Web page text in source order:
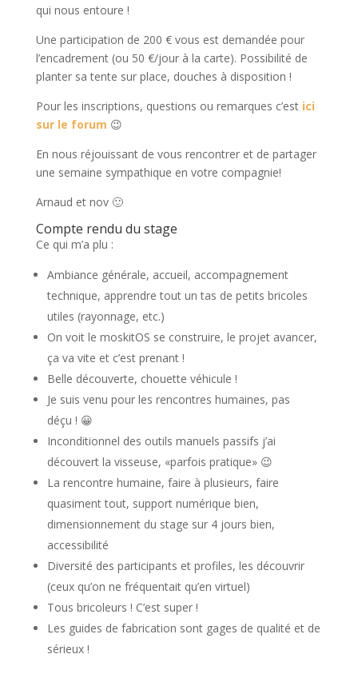
qui nous entoure !
Une participation de 200 € vous est demandée pour
l’encadrement (ou 50 €/jour à la carte). Possibilité de
planter sa tente sur place, douches à disposition !
Pour les inscriptions, questions ou remarques c’est ici
sur le forum 😉
En nous réjouissant de vous rencontrer et de partager
une semaine sympathique en votre compagnie!
Arnaud et nov 🙂
Compte rendu du stage
Ce qui m’a plu :
Ambiance générale, accueil, accompagnement
technique, apprendre tout un tas de petits bricoles
utiles (rayonnage, etc.)
On voit le moskitOS se construire, le projet avancer,
ça va vite et c’est prenant !
Belle découverte, chouette véhicule !
Je suis venu pour les rencontres humaines, pas
déçu ! 😀
Inconditionnel des outils manuels passifs j’ai
découvert la visseuse, «parfois pratique» 😉
La rencontre humaine, faire à plusieurs, faire
quasiment tout, support numérique bien,
dimensionnement du stage sur 4 jours bien,
accessibilité
Diversité des participants et profiles, les découvrir
(ceux qu’on ne fréquentait qu’en virtuel)
Tous bricoleurs ! C’est super !
Les guides de fabrication sont gages de qualité et de
sérieux !